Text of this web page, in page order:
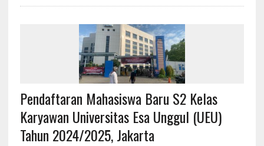
Pendaftaran Mahasiswa Baru S2 Kelas
Karyawan Universitas Esa Unggul (UEU)
Tahun 2024/2025, Jakarta